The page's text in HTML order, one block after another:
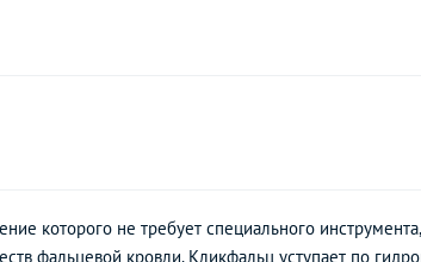
которого не требует специального
фальцевой кровли. Кликфальц уступает по